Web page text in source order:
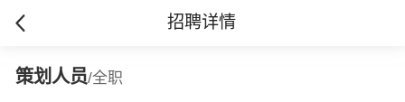
招聘详情
策划人员/全职